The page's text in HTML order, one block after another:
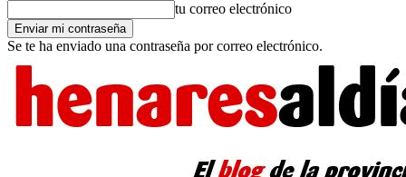
tu correo electrónico
Se te ha enviado una contraseña por correo electrónico.